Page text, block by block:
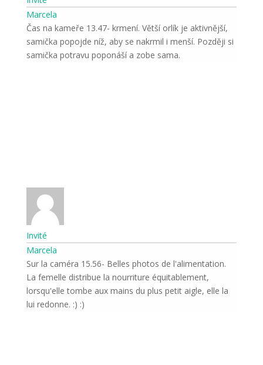
Marcela
Čas na kameře 13.47- krmení. Větší orlík je aktivnější,
samička popojde níž, aby se nakrmil i menší. Později si
samička potravu poponáší a zobe sama.
Invité
Marcela
Sur la caméra 15.56- Belles photos de l'alimentation.
La femelle distribue la nourriture équitablement,
lorsqu'elle tombe aux mains du plus petit aigle, elle la
lui redonne. :) :)